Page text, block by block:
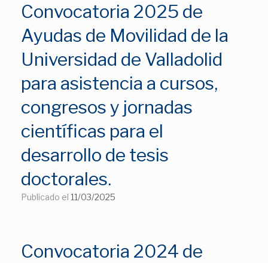
Convocatoria 2025 de
Ayudas de Movilidad de la
Universidad de Valladolid
para asistencia a cursos,
congresos y jornadas
científicas para el
desarrollo de tesis
doctorales.
Publicado el 11/03/2025
Convocatoria 2024 de